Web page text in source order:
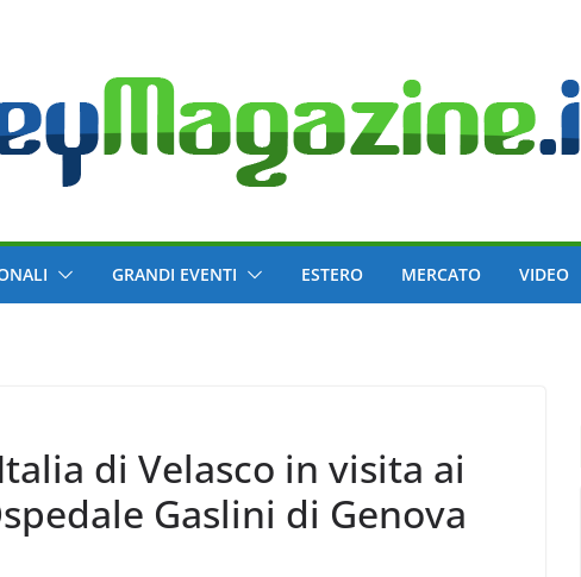
GRANDI EVENTI ESTERO MERCATO VIDEO
visita ai
Gaslini di Genova